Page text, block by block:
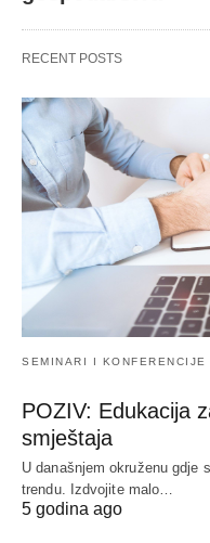
RECENT POSTS
SEMINARI I KONFERENCIJE
POZIV: Edukacija
smještaja
U današnjem okruženu gdje
trendu. Izdvojite malo…
5 godina ago